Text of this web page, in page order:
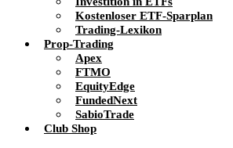
Kostenloser ETF-Sparplan
Trading-Lexikon
Prop-Trading
Apex
FTMO
EquityEdge
FundedNext
SabioTrade
Club Shop